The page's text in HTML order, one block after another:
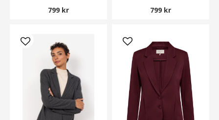
799 kr 799 kr